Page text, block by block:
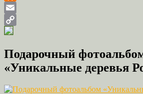
Odnoklassniki
Email
Copy
Подарочный
«Уникальные деревья